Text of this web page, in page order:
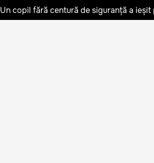
Un copil fără centură de siguranță a